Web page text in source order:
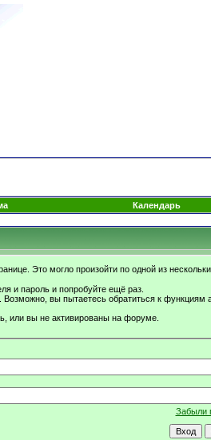
Календарь
Это могло произойти по одной из
и пароль и попробуйте ещё раз.
вы пытаетесь обратиться к функциям
или вы не активированы на форуме.
Забыли